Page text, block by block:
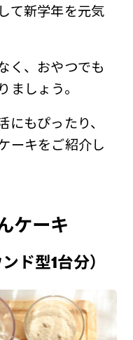
て新学年を元気
く、おやつでも
しょう。
もぴったり、
ーキをご紹介し
ケーキ
ド型1台分）